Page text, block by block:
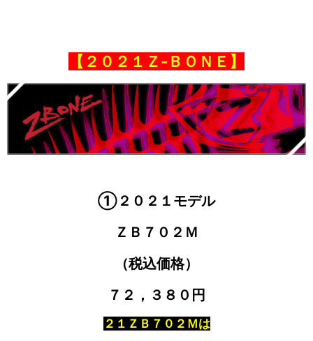
【２０２１Ｚ‐ＢＯＮＥ】
①２０２１モデル
ＺＢ７０２Ｍ
（税込価格）
７２，３８０円
２１ＺＢ７０２Ｍは